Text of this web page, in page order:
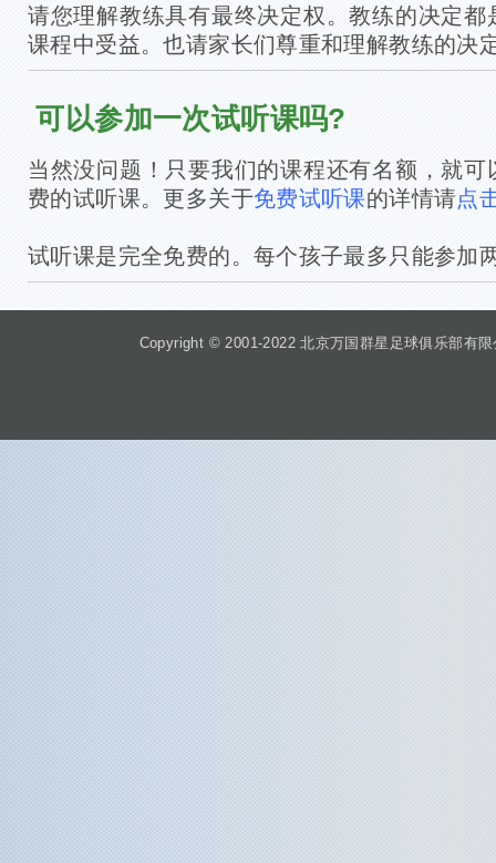
请您理解教练具有最终决定权。教练的决定
课程中受益。也请家长们尊重和理解教练的决
可以参加一次试听课吗?
当然没问题！只要我们的课程还有名额，就
费的试听课。更多关于免费试听课的详情请点
试听课是完全免费的。每个孩子最多只能参加
Copyright © 2001-2022 北京万国群星足球俱乐部有